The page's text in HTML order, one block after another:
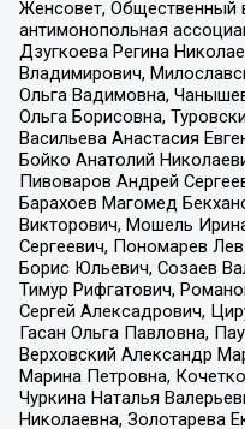
Женсовет, Общественный
антимонопольная
Дзугкоева Регина
Владимирович,
Ольга Вадимовна,
Ольга Борисовна,
Васильева Анастасия
Бойко Анатолий
Пивоваров Андрей
Барахоев Магомед
Викторович, Мошель
Сергеевич, Пономарев
Борис Юльевич, Созаев
Тимур Рифгатович,
Сергей Алексадрович,
Гасан Ольга Павловна,
Верховский Александр
Марина Петровна,
Чуркина Наталья
Николаевна, Золотарева